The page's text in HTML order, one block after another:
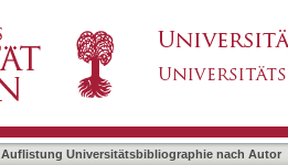
Auflistung Universitätsbibliographie nach Autor